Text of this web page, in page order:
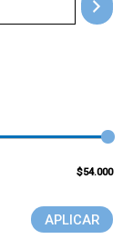
$54.000
APLICAR